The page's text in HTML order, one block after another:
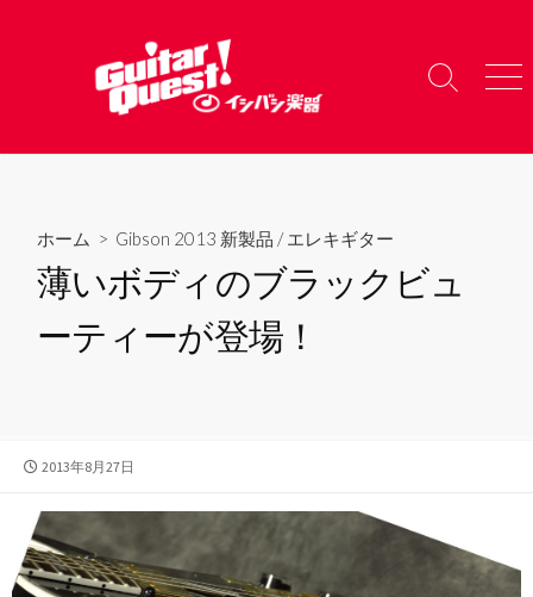
へ
検
り
メ
ー
ホーム > Gibson 2013 新製品 /エレキギター
薄いボディのブラックビュ
ーティーが登場！
公
日
2013年8月27日